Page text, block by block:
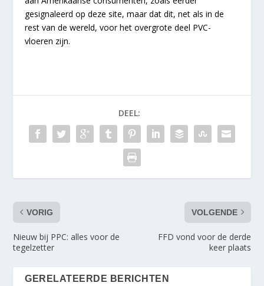
gesignaleerd op deze site, maar dat dit, net als in de
rest van de wereld, voor het overgrote deel PVC-
vloeren zijn.
DEEL:
VORIG
Nieuw bij PPC: alles voor de
tegelzetter
VOLGENDE
FFD vond voor de derde
keer plaats
GERELATEERDE BERICHTEN